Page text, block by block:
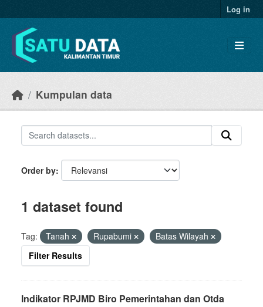
Log in
Kumpulan data
Order by
1 dataset found
Tag: Tanah Rupabumi
Batas Wilayah
Filter Results
Indikator RPJMD Biro Pemerintahan dan Otda